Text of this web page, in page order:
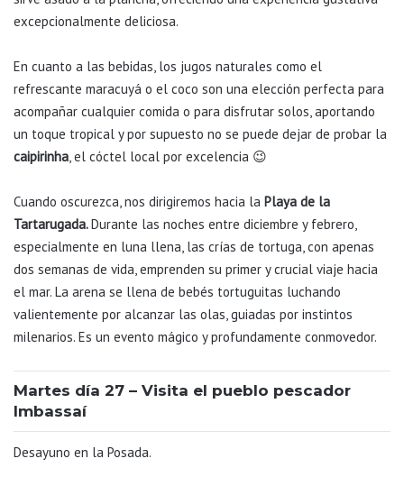
excepcionalmente deliciosa.
En cuanto a las bebidas, los jugos naturales como el
refrescante maracuyá o el coco son una elección perfecta para
acompañar cualquier comida o para disfrutar solos, aportando
un toque tropical y por supuesto no se puede dejar de probar la
caipirinha, el cóctel local por excelencia 😉
Cuando oscurezca, nos dirigiremos hacia la Playa de la
Tartarugada.Durante las noches entre diciembre y febrero,
especialmente en luna llena, las crías de tortuga, con apenas
dos semanas de vida, emprenden su primer y crucial viaje hacia
el mar. La arena se llena de bebés tortuguitas luchando
valientemente por alcanzar las olas, guiadas por instintos
milenarios. Es un evento mágico y profundamente conmovedor.
Martes día 27 – Visita el pueblo pescador
Imbassaí
Desayuno en la Posada.